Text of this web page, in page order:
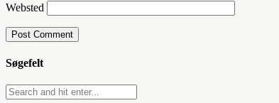
Websted
Søgefelt